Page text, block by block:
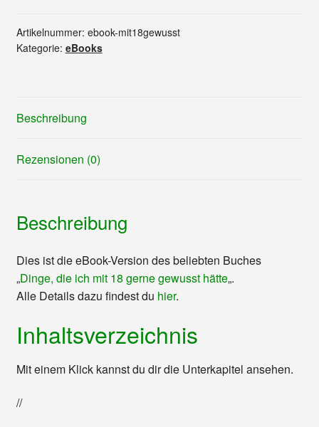
mit
18
Menge
Artikelnummer: ebook-mit18gewusst
Kategorie: eBooks
Beschreibung
Rezensionen (0)
Beschreibung
Dies ist die eBook-Version des beliebten Buches
„Dinge, die ich mit 18 gerne gewusst hätte„.
Alle Details dazu findest du hier.
Inhaltsverzeichnis
Mit einem Klick kannst du dir die Unterkapitel ansehen.
//